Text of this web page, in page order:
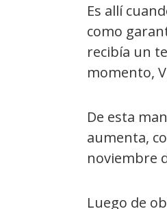
Es allí
como
recibía un
momento,
De esta
aumenta,
noviembre
Luego de